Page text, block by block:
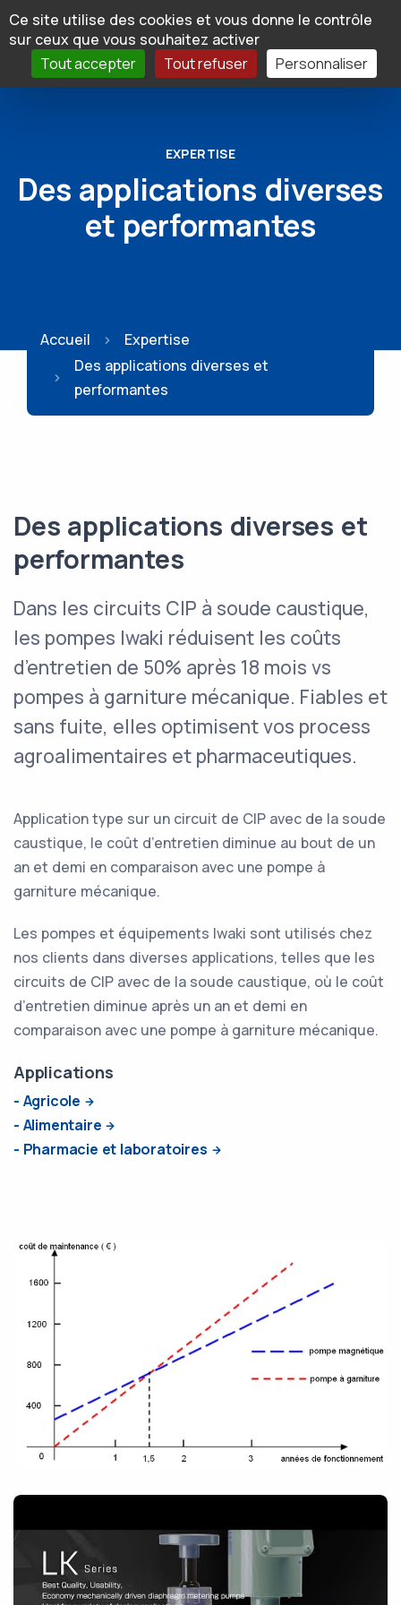
Panneau de gestion des cookies
Ce site utilise des cookies et vous donne le contrôle
sur ceux que vous souhaitez activer
Tout accepter
Tout refuser Personnaliser
EXPERTISE
Des applications diverses
et performantes
Accueil
Expertise
Des applications diverses et
performantes
Des applications diverses et
performantes
Dans les circuits CIP à soude caustique,
les pompes Iwaki réduisent les coûts
d’entretien de 50% après 18 mois vs
pompes à garniture mécanique. Fiables et
sans fuite, elles optimisent vos process
agroalimentaires et pharmaceutiques.
Application type sur un circuit de CIP avec de la soude
caustique, le coût d’entretien diminue au bout de un
an et demi en comparaison avec une pompe à
garniture mécanique.
Les pompes et équipements Iwaki sont utilisés chez
nos clients dans diverses applications, telles que les
circuits de CIP avec de la soude caustique, où le coût
d’entretien diminue après un an et demi en
comparaison avec une pompe à garniture mécanique.
Applications
- Agricole
- Alimentaire
- Pharmacie et laboratoires